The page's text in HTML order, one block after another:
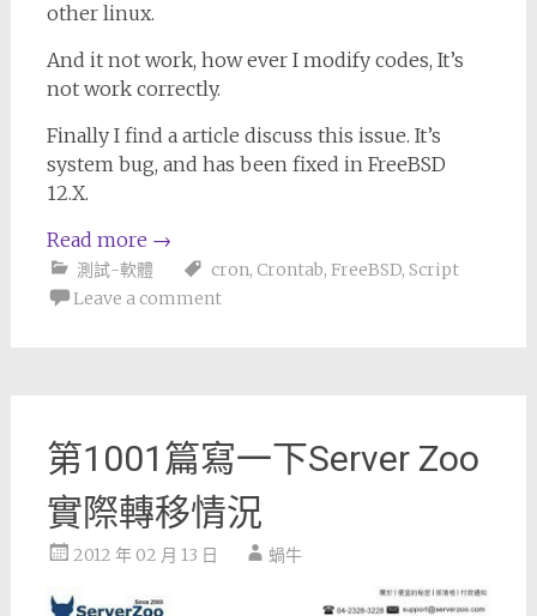
other linux.
And it not work, how ever I modify codes, It’s
not work correctly.
Finally I find a article discuss this issue. It’s
system bug, and has been fixed in FreeBSD
12.X.
Read more →
測試-軟體 cron, Crontab, FreeBSD, Script
Leave a comment
第1001篇寫一下Server Zoo
實際轉移情況
2012 年 02 月 13 日 蝸牛